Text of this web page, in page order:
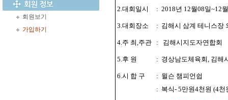
회원보기
가입하기
2.대회일시 : 2018년 12월08일~12
3.대회장소 : 김해시 삼계 테니스장
4.주 최,주관 : 김해시지도자연합회
5.후 원 : 경상남도체육회, 김해
6.시 합 구 : 윌슨 챔피언쉽
: 복식- 5만원4천원 (4